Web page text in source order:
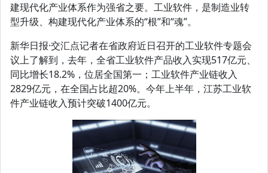
建现代化产业体系作为强省之要。工业软件，是制造业转
型升级、构建现代化产业体系的“根”和“魂”。
新华日报·交汇点记者在省政府近日召开的工业软件专题会
议上了解到，去年，全省工业软件产品收入实现517亿元、
同比增长18.2%，位居全国第一；工业软件产业链收入
2829亿元，在全国占比超20%。今年上半年，江苏工业软
件产业链收入预计突破1400亿元。